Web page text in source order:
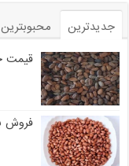
جدیدترین محبوبترین
قیمت
فروش